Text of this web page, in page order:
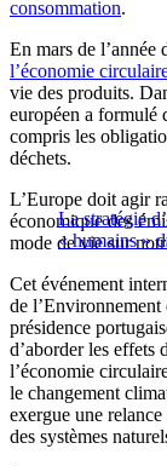
consommation.
En mars de l’année
l’économie
vie des produits.
européen a formulé
compris les
déchets.
La stratégie
« humains »
L’Europe doit agir
économique des
mode de vie sur
Cet événement
de
présidence
d’aborder les effets
l’économie
le changement
exergue une
des systèmes